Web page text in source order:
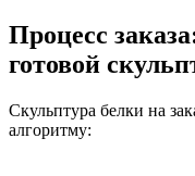
Процесс
готовой
Скульптура белки на
алгоритму: